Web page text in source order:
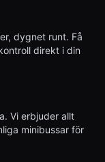
dygnet runt. Få
direkt i din
Vi erbjuder allt
minibussar för